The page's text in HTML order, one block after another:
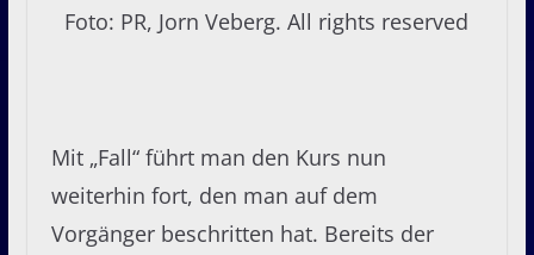
Foto: PR, Jorn Veberg. All rights reserved
Mit „Fall“ führt man den Kurs nun
weiterhin fort, den man auf dem
Vorgänger beschritten hat. Bereits der